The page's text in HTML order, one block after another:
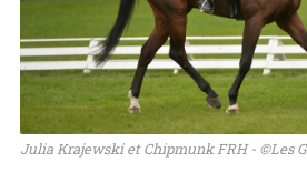
Julia Krajewski et Chipmunk FRH - ©Les